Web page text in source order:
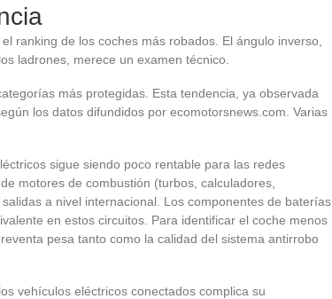
ranking de los coches más robados. El ángulo inverso,
ladrones, merece un examen técnico.
más protegidas. Esta tendencia, ya observada
los datos difundidos por ecomotorsnews.com. Varias
sigue siendo poco rentable para las redes
motores de combustión (turbos, calculadores,
a nivel internacional. Los componentes de baterías
en estos circuitos. Para identificar el coche menos
pesa tanto como la calidad del sistema antirrobo
vehículos eléctricos conectados complica su